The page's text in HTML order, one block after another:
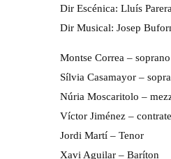
Dir Escénica: Lluís Parera
Dir Musical: Josep
Montse Correa – soprano
Sílvia Casamayor –
Núria Moscaritolo –
Víctor Jiménez –
Jordi Martí – Tenor
Xavi Aguilar – Baríton